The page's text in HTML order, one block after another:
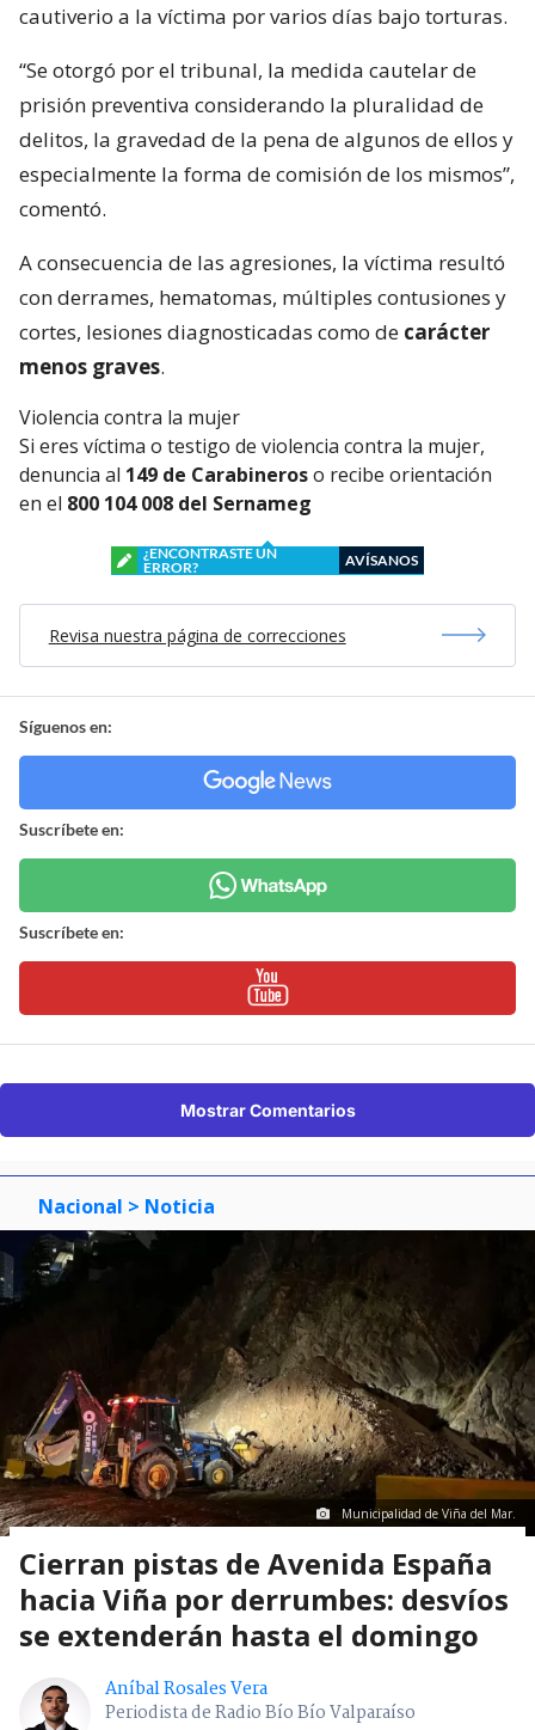
cautiverio a la víctima por varios días bajo torturas.
“Se otorgó por el tribunal, la medida cautelar de
prisión preventiva considerando la pluralidad de
delitos, la gravedad de la pena de algunos de ellos y
especialmente la forma de comisión de los mismos”,
comentó.
A consecuencia de las agresiones, la víctima resultó
con derrames, hematomas, múltiples contusiones y
cortes, lesiones diagnosticadas como de carácter
menos graves.
Violencia contra la mujer
Si eres víctima o testigo de violencia contra la mujer,
denuncia al 149 de Carabineroso recibe orientación
en el 800 104 008 del Sernameg
¿ENCONTRASTE UN
ERROR?
AVÍSANOS
Revisa nuestra página de correcciones
Síguenos en:
Suscríbete en:
Suscríbete en:
Mostrar Comentarios
Nacional > Noticia
Municipalidad de Viña del Mar.
Cierran pistas de Avenida España
hacia Viña por derrumbes: desvíos
se extenderán hasta el domingo
Aníbal Rosales Vera
Periodista de Radio Bío Bío Valparaíso